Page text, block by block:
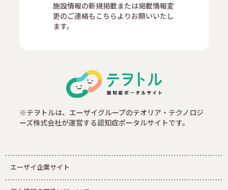
施設情報の新規掲載または掲載情報変
更のご連絡もこちらよりお願いいたし
ます。
※テヲトルは、エーザイグループのテオリア・テクノロジ
ーズ株式会社が運営する認知症ポータルサイトです。
エーザイ企業サイト